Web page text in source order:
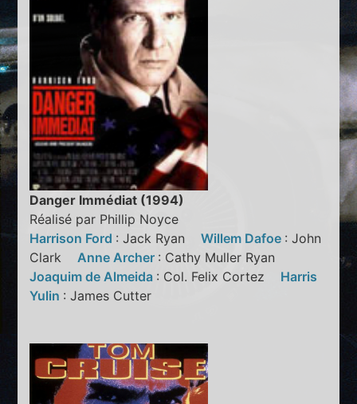
Danger Immédiat (1994)
Réalisé par Phillip Noyce
Harrison Ford : Jack RyanWillem Dafoe : John
ClarkAnne Archer : Cathy Muller Ryan
Joaquim de Almeida : Col. Felix Cortez Harris
Yulin : James Cutter